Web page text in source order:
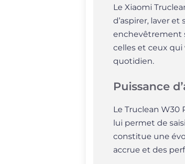
Le Xiaomi
d’aspirer, laver
enchevêtrement
celles et ceux
quotidien.
Puissance
Le Truclean W30
lui permet de
constitue une
accrue et des